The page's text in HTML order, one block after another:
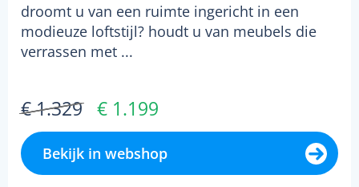
droomt u van een ruimte ingericht in een
modieuze loftstijl? houdt u van meubels die
verrassen met ...
€ 1.329 € 1.199
Bekijk in webshop